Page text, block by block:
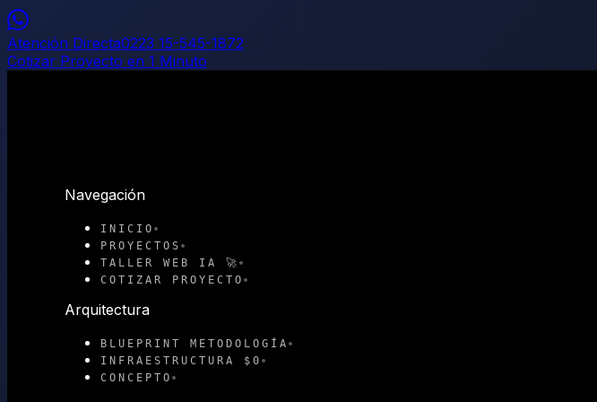
Atención Directa0223 15-545-1872
Cotizar Proyecto en 1 Minuto
Navegación
INICIO
PROYECTOS
TALLER WEB IA 🚀
COTIZAR PROYECTO
Arquitectura
BLUEPRINT METODOLOGÍA
INFRAESTRUCTURA $0
CONCEPTO